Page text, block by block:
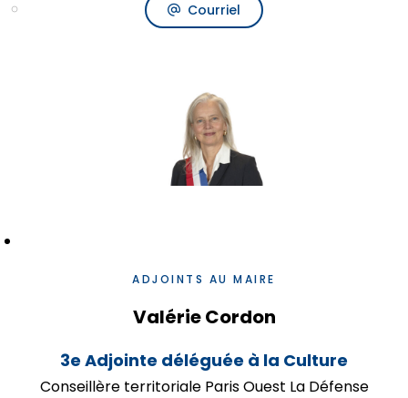
Courriel
ADJOINTS AU MAIRE
Valérie Cordon
3e Adjointe déléguée à la Culture
Conseillère territoriale Paris Ouest La Défense